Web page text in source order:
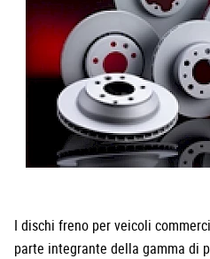
I dischi freno per veicoli
parte integrante della gamma di